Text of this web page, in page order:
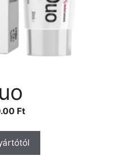
Ft.
Ft
is:
10,500.00 Ft.